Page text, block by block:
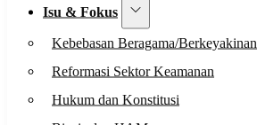
Media & Publikasi
Dampak
Tentang SETARA
Kolaborasi
Isu & Fokus
Kebebasan Beragama/Berkeyakinan
Reformasi Sektor Keamanan
Hukum dan Konstitusi